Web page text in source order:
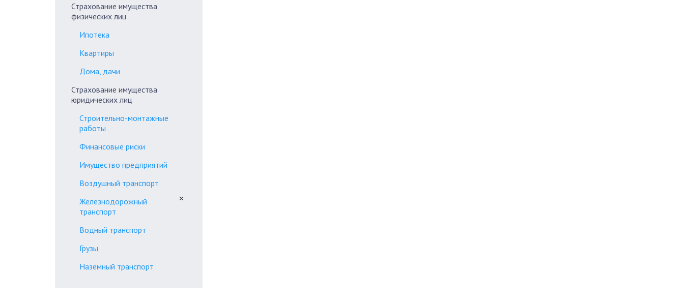
Страхование имущества
физических лиц
Ипотека
Квартиры
Дома, дачи
Страхование имущества
юридических лиц
Строительно-монтажные
работы
Финансовые риски
Имущество предприятий
Воздушный транспорт
Железнодорожный
транспорт
✕
Водный транспорт
Грузы
Наземный транспорт